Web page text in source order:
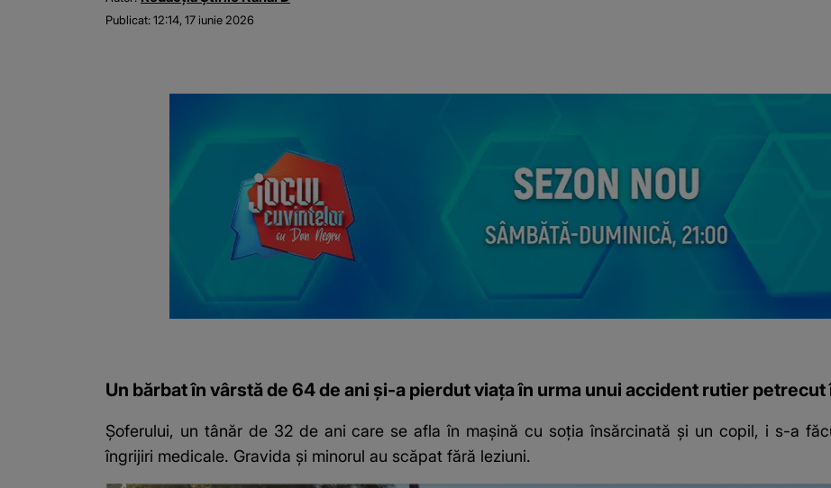
Publicat:12:14, 17 iunie 2026
Un bărbat în vârstă de 64 de ani și-a pierdut viața în urma unui accident rutier petrecut
Șoferului, un tânăr de 32 de ani care se afla în mașină cu soția însărcinată și un copil, i s-a
îngrijiri medicale. Gravida și minorul au scăpat fără leziuni.